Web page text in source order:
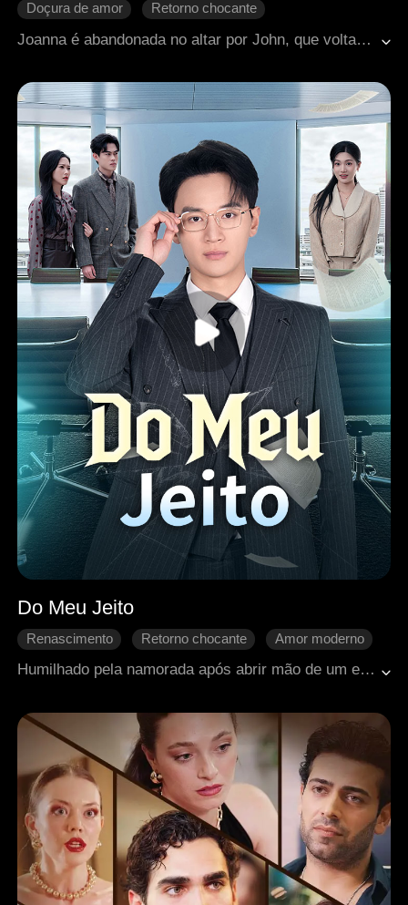
Doçura de amor
Retorno chocante
Identidade oculta
Joanna é abandonada no altar por John, que volta para seu primeiro amor, Lily. Ferida, ela se casa impulsivamente com Alexander, um bilionário em cadeira de rodas também rejeitado. Ela reconstrói sua vida, enfrenta as sabotagens de Lily e se destaca na empresa LU, sem saber que Alexander a protege secretamente como seu verdadeiro dono.Quando a verdade vem à tona, o casamento de conveniência se transforma em amor, e os dois superam seus inimigos juntos.
Do Meu Jeito
Renascimento Retorno chocante
Amor moderno
Humilhado pela namorada após abrir mão de um estágio, Landon renasce como candidato surpresa e conquista a maior pontuação da história. Entre jogos de poder e sabotagens no trabalho, ele sobe rapidamente na hierarquia — deixando para trás uma ex arrependida e um sistema que o subestimou.